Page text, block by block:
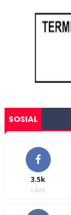
SOSIAL
3.5k
Likes